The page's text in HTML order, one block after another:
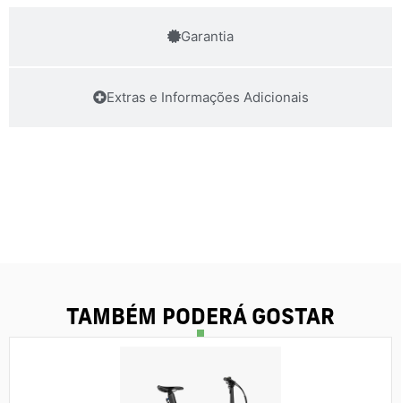
Garantia
Extras e Informações Adicionais
TAMBÉM PODERÁ GOSTAR